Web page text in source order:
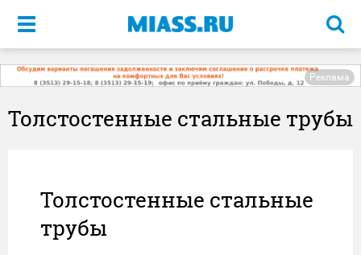
Меню
Реклама
Толстостенные стальные трубы
Толстостенные стальные
трубы